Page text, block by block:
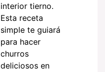
interior tierno.
Esta receta
simple te guiará
para hacer
churros
deliciosos en